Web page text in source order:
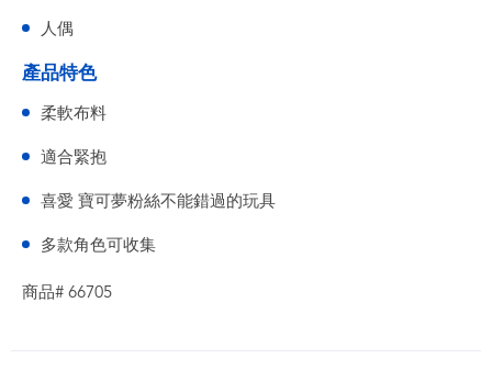
人偶
產品特色
柔軟布料
適合緊抱
喜愛 寶可夢粉絲不能錯過的玩具
多款角色可收集
商品# 66705